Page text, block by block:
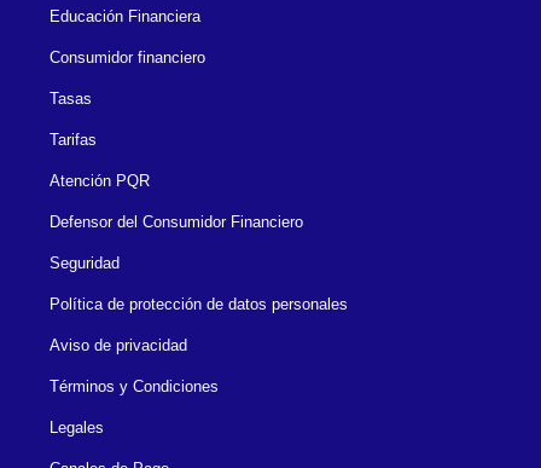
Educación Financiera
Consumidor financiero
Tasas
Tarifas
Atención PQR
Defensor del Consumidor Financiero
Seguridad
Política de protección de datos personales
Aviso de privacidad
Términos y Condiciones
Legales